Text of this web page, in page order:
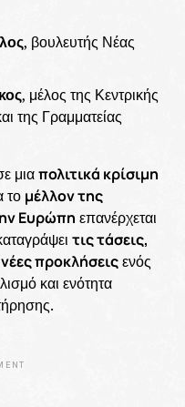
, βουλευτής Νέας
, μέλος της Κεντρικής
της Γραμματείας
μιαπολιτικά κρίσιμη
το μέλλον της
Ευρώπη επανέρχεται
τις τάσεις,
προκλήσειςενός
και ενότητα